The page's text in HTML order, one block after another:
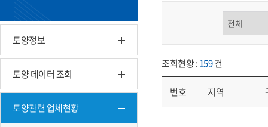
토양정보
토양 데이터 조회
토양관련 업체현황
조회현황 :159건
번호 지역